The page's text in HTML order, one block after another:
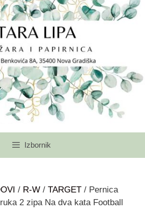
Izbornik
/ R-W / TARGET / Pernica
2 zipa Na dva kata Football